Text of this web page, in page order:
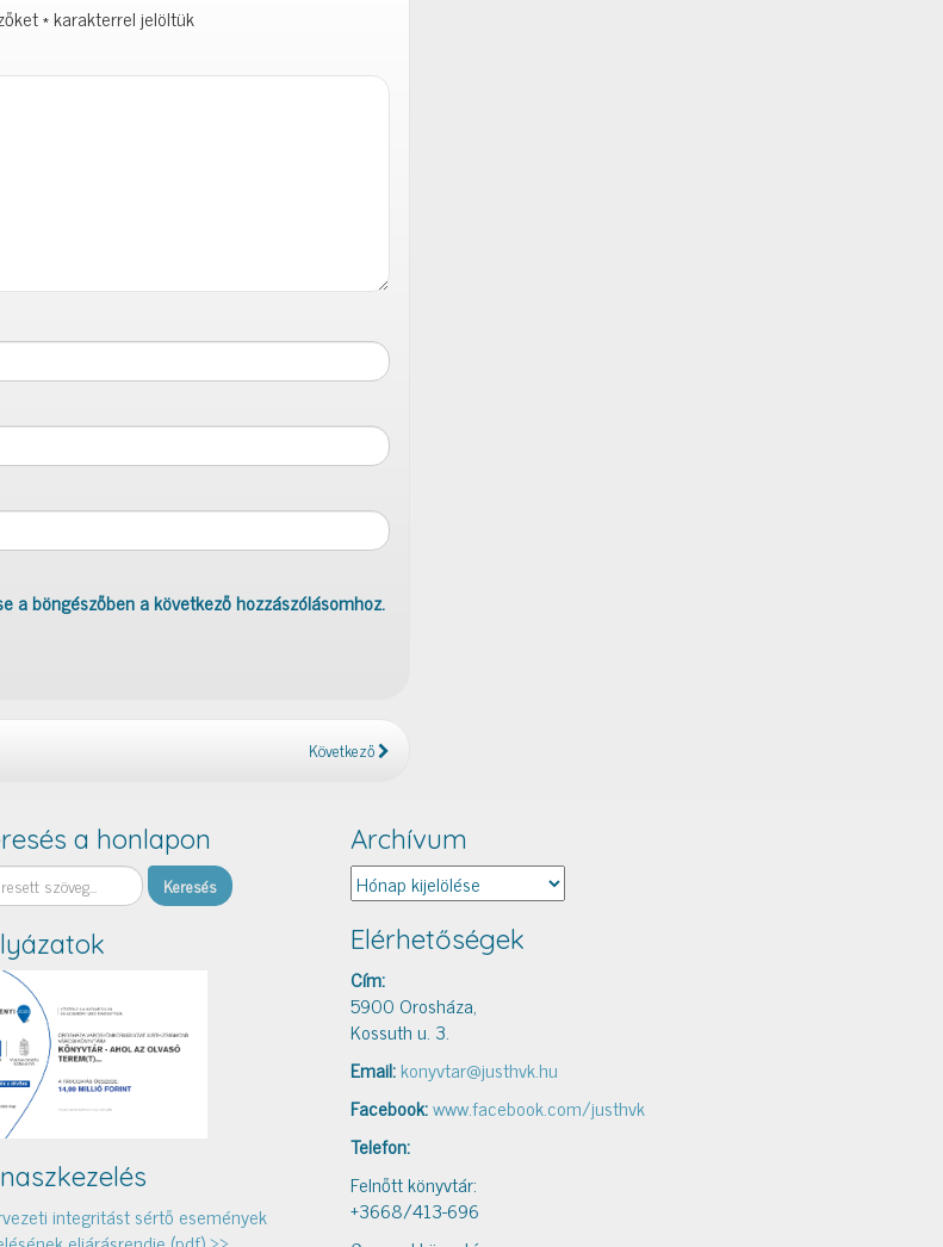
*karakterrel jelöltük
a böngészőben a következő hozzászólásomhoz.
Következő
a honlapon
integritást sértő események
Archívum
Archívum
Elérhetőségek
Cím:
5900 Orosháza,
Kossuth u. 3.
Email:konyvtar@justhvk.hu
Facebook:www.facebook.com/justhvk
Telefon:
Felnőtt könyvtár:
+3668/413-696